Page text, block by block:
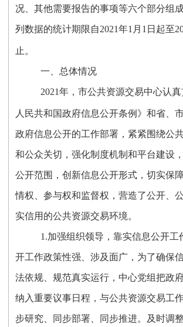
况、其他需要报告的事项等六个部分组
列数据的统计期限自2021年1 月 1 日起至
止 。
一、总体情况
2021年， 市公共资源交易中心认
人民共和国政府信息公开条例》和省、
政府信息公开的工作部署，紧紧围绕公
和公众关切，强化制度机制和平台建设
公开范围，创新信息公开形式，切实保
情权、参与权和监督权，营造了公开、
实信用的公共资源交易环境。
1.加强组织领导，靠实信息公开工
开工作政策性强、涉及面广，为了确保
法依规、规范真实运行，中心党组把政
纳入重要议事日程，与公共资源交易工
步研究、同步部署、同步推进。及时调